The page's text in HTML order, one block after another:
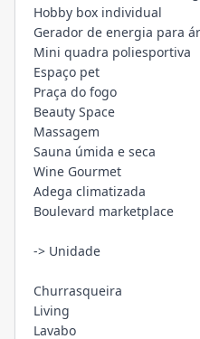
Hobby box individual
Gerador de energia para
Mini quadra poliesportiva
Espaço pet
Praça do fogo
Beauty Space
Massagem
Sauna úmida e seca
Wine Gourmet
Adega climatizada
Boulevard marketplace
-> Unidade
Churrasqueira
Living
Lavabo